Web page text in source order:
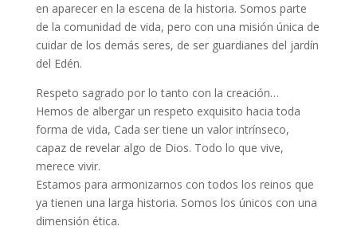
en aparecer en la escena de la historia. Somos parte
de la comunidad de vida, pero con una misión única de
cuidar de los demás seres, de ser guardianes del jardín
del Edén.
Respeto sagrado por lo tanto con la creación…
Hemos de albergar un respeto exquisito hacia toda
forma de vida, Cada ser tiene un valor intrínseco,
capaz de revelar algo de Dios. Todo lo que vive,
merece vivir.
Estamos para armonizarnos con todos los reinos que
ya tienen una larga historia. Somos los únicos con una
dimensión ética.